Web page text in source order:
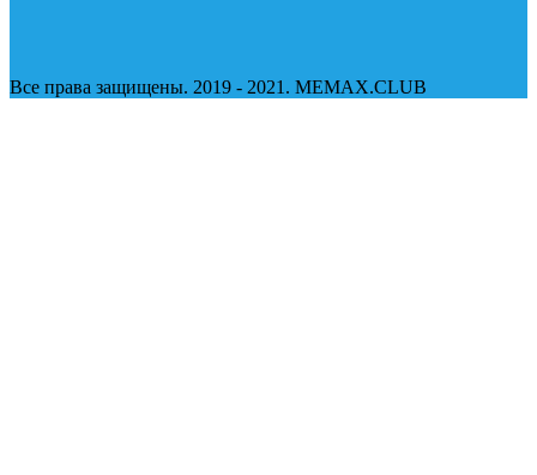
Все права защищены. 2019 - 2021. MEMAX.CLUB